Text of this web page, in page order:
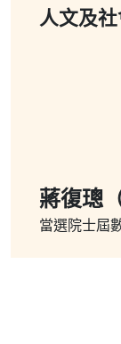
人文及
蔣復璁
當選院士屆